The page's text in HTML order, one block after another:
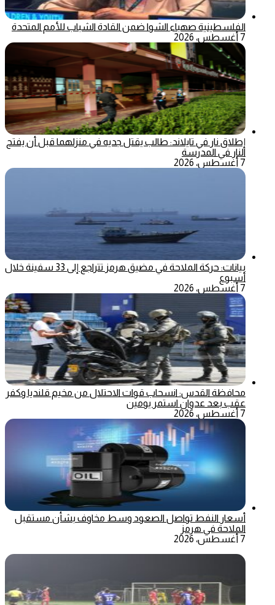
الفلسطينية صهباء الشوا ضمن القادة الشباب للأمم المتحدة
7 أغسطس، 2026
إطلاق نار في تايلاند: طالب يقتل جديه في منزلهما قبل أن يفتح
النار في المدرسة
7 أغسطس، 2026
بيانات: حركة الملاحة في مضيق هرمز تتراجع إلى 33 سفينة خلال
أسبوع
7 أغسطس، 2026
محافظة القدس: انسحاب قوات الاحتلال من مخيم قلنديا وكفر
عقب بعد عدوان استمر يومين
7 أغسطس، 2026
أسعار النفط تواصل الصعود وسط مخاوف بشأن مستقبل
الملاحة في هرمز
7 أغسطس، 2026